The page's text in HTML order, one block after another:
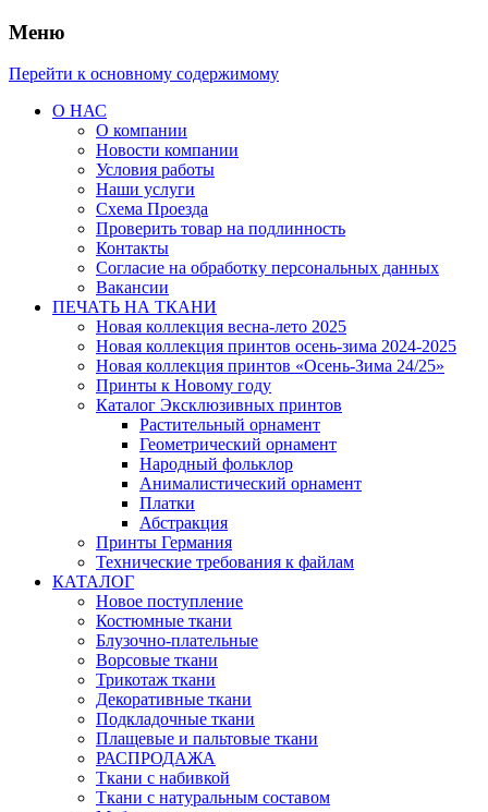
Меню
Перейти к основному содержимому
О НАС
О компании
Новости компании
Условия работы
Наши услуги
Схема Проезда
Проверить товар на подлинность
Контакты
Согласие на обработку персональных данных
Вакансии
ПЕЧАТЬ НА ТКАНИ
Новая коллекция весна-лето 2025
Новая коллекция принтов осень-зима 2024-2025
Новая коллекция принтов «Осень-Зима 24/25»
Принты к Новому году
Каталог Эксклюзивных принтов
Растительный орнамент
Геометрический орнамент
Народный фольклор
Анималистический орнамент
Платки
Абстракция
Принты Германия
Технические требования к файлам
КАТАЛОГ
Новое поступление
Костюмные ткани
Блузочно-плательные
Ворсовые ткани
Трикотаж ткани
Декоративные ткани
Подкладочные ткани
Плащевые и пальтовые ткани
РАСПРОДАЖА
Ткани с набивкой
Ткани с натуральным составом